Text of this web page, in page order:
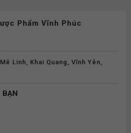
Phẩm Vĩnh Phúc
Linh, Khai Quang, Vĩnh Yên,
BẠN